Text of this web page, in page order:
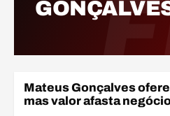
ELENCO
Mateus Gonçalves
mas valor afasta